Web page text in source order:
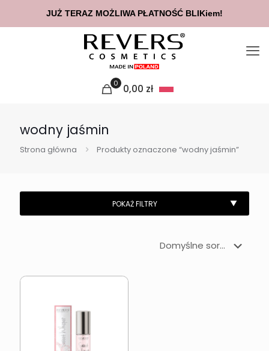
0 0,00 zł
wodny jaśmin
Strona główna Produkty oznaczone “wodny jaśmin”
JUŻ TERAZ MOŻLIWA PŁATNOŚĆ BLIKiem!